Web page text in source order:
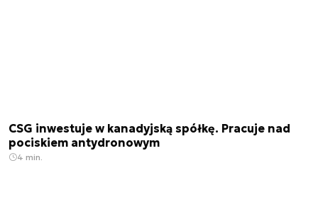
CSG inwestuje w kanadyjską spółkę. Pracuje nad
pociskiem antydronowym
4 min.